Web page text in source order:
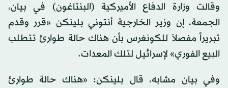
وقالت وزارة الدفاع الأميركية (البنتاغون) في بيان،
الجمعة، إن وزير الخارجية أنتوني بلينكن «قرر وقدم
تبريراً مفصلاً للكونغرس بأن هناك حالة طوارئ تتطلب
البيع الفوري» لإسرائيل لتلك المعدات.
وفي بيان مشابه، قال بلينكن: «هناك حالة طوارئ